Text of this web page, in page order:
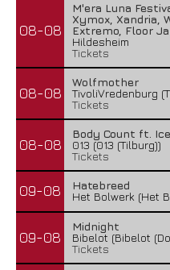
08-08
M'era Luna
Xymox, Xandria,
Extremo, Floor
Hildesheim
Tickets
08-08
Wolfmother
TivoliVredenburg
Tickets
08-08
Body Count ft.
013 (013 (Tilburg))
Tickets
09-08
Hatebreed
Het Bolwerk (Het
09-08
Midnight
Bibelot (Bibelot
Tickets